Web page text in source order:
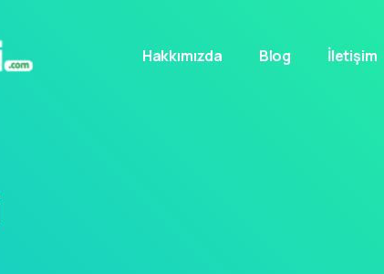
Hakkımızda Blog İletişim